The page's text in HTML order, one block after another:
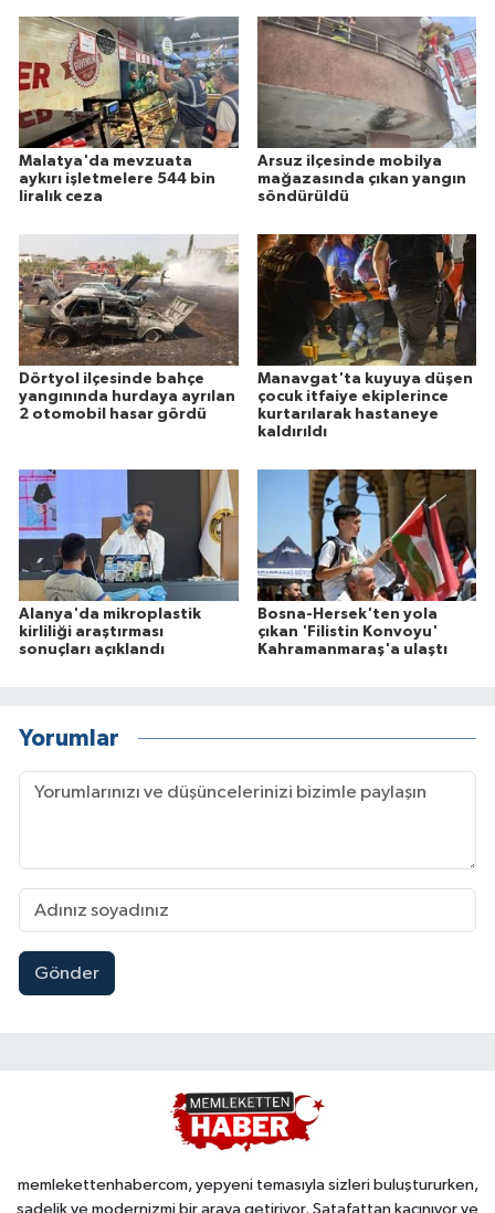
Malatya'da mevzuata
aykırı işletmelere 544 bin
liralık ceza
Arsuz ilçesinde mobilya
mağazasında çıkan yangın
söndürüldü
Dörtyol ilçesinde bahçe
yangınında hurdaya ayrılan
2 otomobil hasar gördü
Manavgat'ta kuyuya düşen
çocuk itfaiye ekiplerince
kurtarılarak hastaneye
kaldırıldı
Alanya'da mikroplastik
kirliliği araştırması
sonuçları açıklandı
Bosna-Hersek'ten yola
çıkan 'Filistin Konvoyu'
Kahramanmaraş'a ulaştı
Yorumlar
Gönder
memlekettenhabercom, yepyeni temasıyla sizleri buluştururken,
sadelik ve modernizmi bir araya getiriyor. Şatafattan kaçınıyor ve